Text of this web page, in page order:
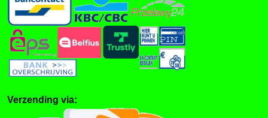
Verzending via: